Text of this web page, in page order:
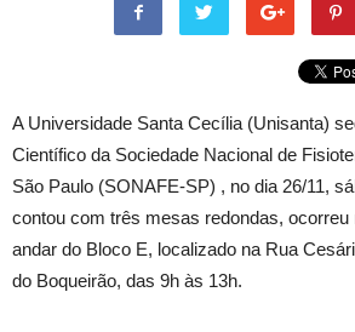
A Universidade Santa Cecília (Unisanta)
Científico da Sociedade Nacional de
São Paulo (SONAFE-SP) , no dia 26/11,
contou com três mesas redondas, ocorreu
andar do Bloco E, localizado na Rua
do Boqueirão, das 9h às 13h.